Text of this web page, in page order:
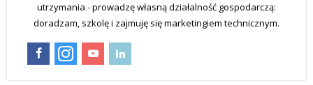
utrzymania - prowadzę własną działalność gospodarczą:
doradzam, szkolę i zajmuję się marketingiem technicznym.